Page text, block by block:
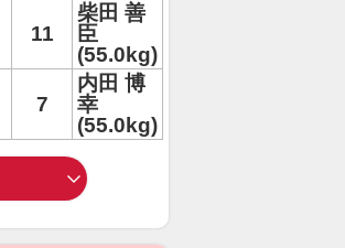
11
柴田 善
臣
(55.0kg)
7
内田 博
幸
(55.0kg)